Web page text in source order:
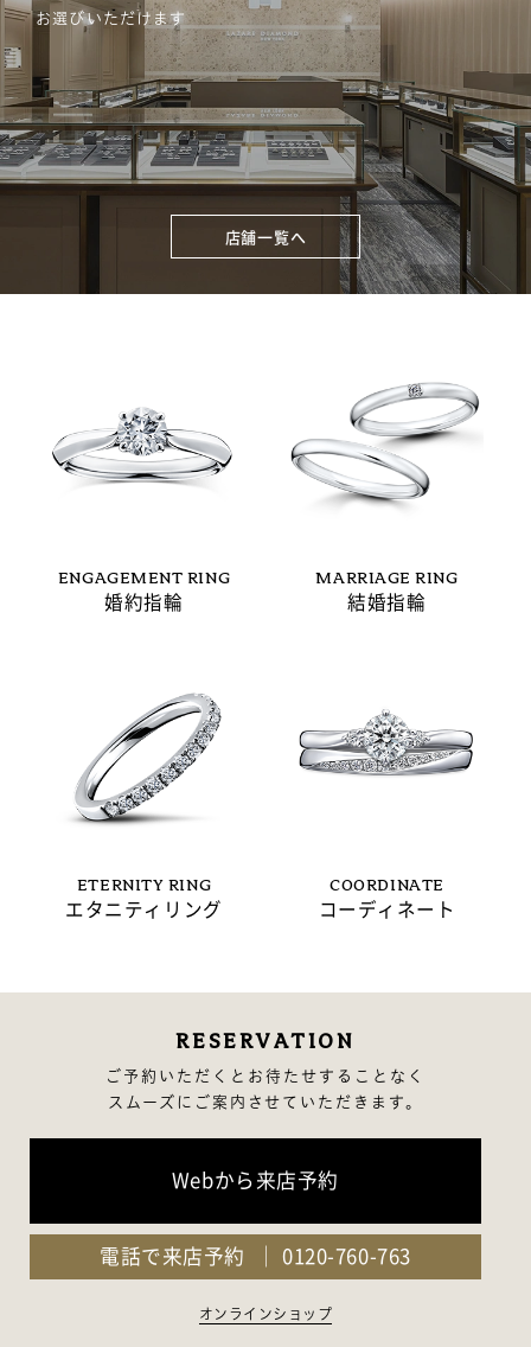
お選びいただけます
店舗一覧へ
ENGAGEMENT RING
婚約指輪
MARRIAGE RING
結婚指輪
ETERNITY RING
エタニティリング
COORDINATE
コーディネート
RESERVATION
ご予約いただくとお待たせすることなく
スムーズにご案内させていただきます。
Webから来店予約
電話で来店予約 0120-760-763
オンラインショップ